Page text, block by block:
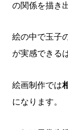
の関係を描き
絵の中で玉子
が実感できる
絵画制作では
になります。